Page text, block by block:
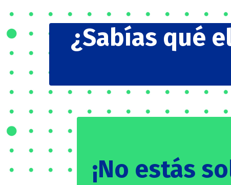
¿Sabías qué
¡No estás